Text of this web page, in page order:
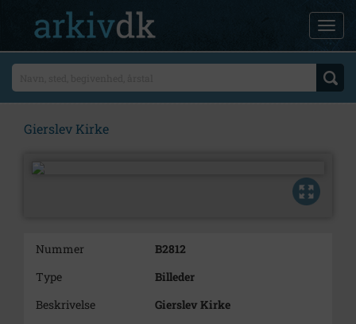
Gierslev Kirke
Nummer
B2812
Type
Billeder
Beskrivelse
Gierslev Kirke